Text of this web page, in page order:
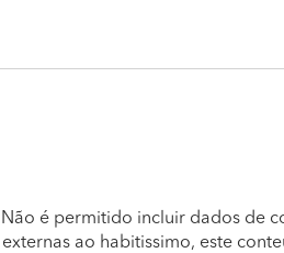
é permitido incluir dados de
ao habitissimo, este